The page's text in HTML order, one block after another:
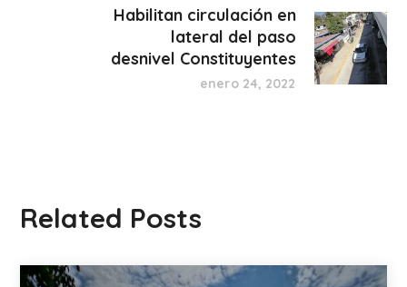
Habilitan circulación en
lateral del paso
desnivel Constituyentes
enero 24, 2022
Related Posts